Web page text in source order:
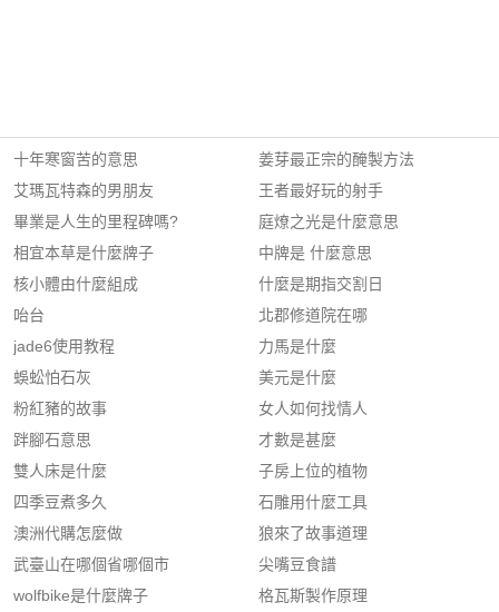
十年寒窗苦的意思
艾瑪瓦特森的男朋友
畢業是人生的里程碑嗎?
相宜本草是什麼牌子
核小體由什麼組成
咍台
jade6使用教程
蜈蚣怕石灰
粉紅豬的故事
跘腳石意思
雙人床是什麼
四季豆煮多久
澳洲代購怎麼做
武臺山在哪個省哪個市
wolfbike是什麼牌子
姜芽最正宗的醃製方法
王者最好玩的射手
庭燎之光是什麼意思
中牌是 什麼意思
什麼是期指交割日
北郡修道院在哪
力馬是什麼
美元是什麼
女人如何找情人
才數是甚麼
子房上位的植物
石雕用什麼工具
狼來了故事道理
尖嘴豆食譜
格瓦斯製作原理